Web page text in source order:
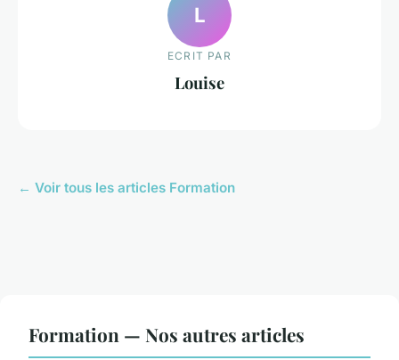
L
ECRIT PAR
Louise
← Voir tous les articles Formation
Formation — Nos autres articles